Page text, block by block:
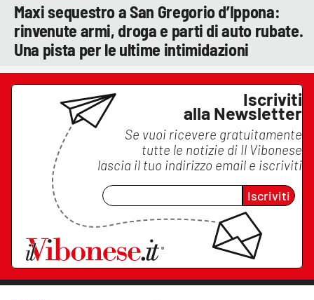
Maxi sequestro a San Gregorio d’Ippona:
rinvenute armi, droga e parti di auto rubate.
Una pista per le ultime intimidazioni
Iscriviti
alla Newsletter
Se vuoi ricevere gratuitamente
tutte le notizie di Il Vibonese
lascia il tuo indirizzo email e iscriviti
Iscriviti